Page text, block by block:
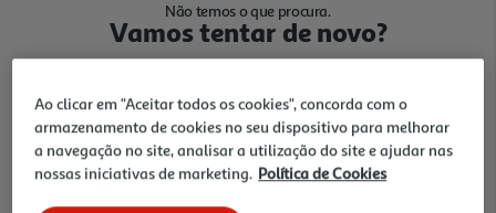
Não temos o que procura.
Vamos tentar de novo?
Ir para Homepage
Ao clicar em "Aceitar todos os cookies", concorda com o
armazenamento de cookies no seu dispositivo para melhorar
a navegação no site, analisar a utilização do site e ajudar nas
nossas iniciativas de marketing. Política de Cookies